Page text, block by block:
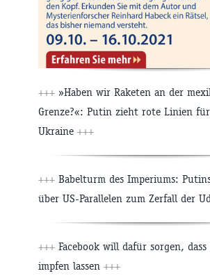
+++ »Haben wir Raketen an der
Grenze?«: Putin zieht rote Linien
Ukraine +++
+++ Babelturm des Imperiums:
über US-Parallelen zum Zerfall der
+++ Facebook will dafür sorgen, dass
impfen lassen +++